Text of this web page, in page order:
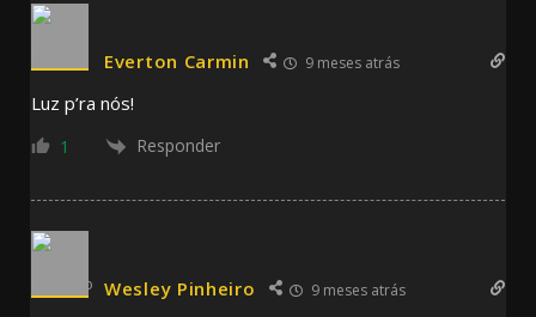
Everton Carmin 9 meses atrás
Luz p’ra nós!
1 Responder
Wesley Pinheiro 9 meses atrás